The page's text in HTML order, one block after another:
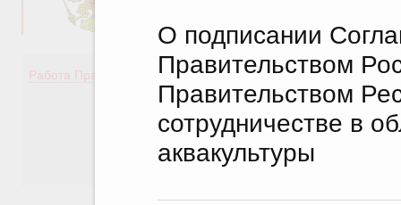
О подписании
Правительством
Правительством
сотрудничестве в
аквакультуры
Работа Правительства
Демография
Здоровье
Культура
Общество
Государство